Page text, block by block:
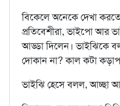
বিকেলে অনেকে দেখা
প্রতিবেশীরা, ভাইপো আর
আড্ডা দিলেন। ভাইঝিকে
দোকান না? কাল কটা
ভাইঝি হেসে বলল, আচ্ছা